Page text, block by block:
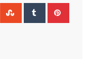
WhatsappStumbleUpon
Tumblr